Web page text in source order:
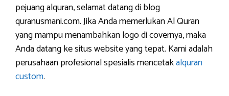
pejuang alquran, selamat datang di blog
quranusmani.com. Jika Anda memerlukan Al Quran
yang mampu menambahkan logo di covernya, maka
Anda datang ke situs website yang tepat. Kami adalah
perusahaan profesional spesialis mencetakalquran
custom.